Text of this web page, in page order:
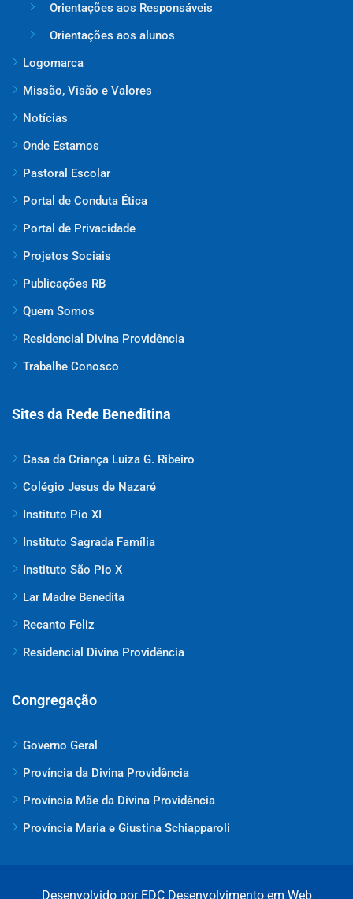
Orientações aos Responsáveis
Orientações aos alunos
Logomarca
Missão, Visão e Valores
Notícias
Onde Estamos
Pastoral Escolar
Portal de Conduta Ética
Portal de Privacidade
Projetos Sociais
Publicações RB
Quem Somos
Residencial Divina Providência
Trabalhe Conosco
Sites da Rede Beneditina
Casa da Criança Luiza G. Ribeiro
Colégio Jesus de Nazaré
Instituto Pio XI
Instituto Sagrada Família
Instituto São Pio X
Lar Madre Benedita
Recanto Feliz
Residencial Divina Providência
Congregação
Governo Geral
Província da Divina Providência
Província Mãe da Divina Providência
Província Maria e Giustina Schiapparoli
Desenvolvido por EDC Desenvolvimento em Web